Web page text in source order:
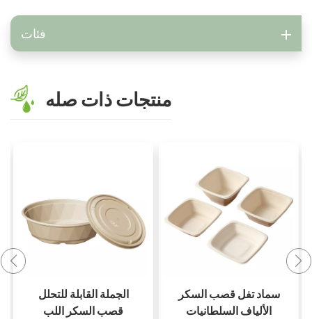
فئات
منتجات ذات صله
سماد تفل قصب السكر
الألياف السلطانيات
12 أوقية PFAS خالية
من قصب السكر